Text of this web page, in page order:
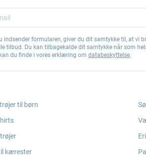
indsender formularen, giver du dit samtykke til, at vi
tilbud. Du kan tilbagekalde dit samtykke når som
du finde i vores erklæring om databeskyttelse.
til børn
kærester